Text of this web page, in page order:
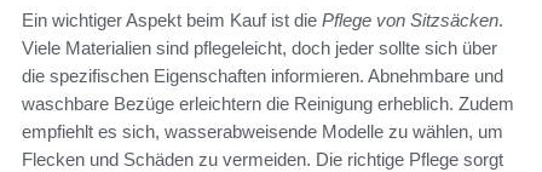
Ein wichtiger Aspekt beim Kauf ist die Pflege von Sitzsäcken.
Viele Materialien sind pflegeleicht, doch jeder sollte sich über
die spezifischen Eigenschaften informieren. Abnehmbare und
waschbare Bezüge erleichtern die Reinigung erheblich. Zudem
empfiehlt es sich, wasserabweisende Modelle zu wählen, um
Flecken und Schäden zu vermeiden. Die richtige Pflege sorgt